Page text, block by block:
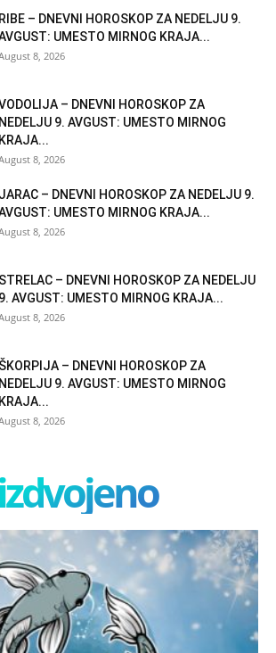
RIBE – DNEVNI HOROSKOP ZA NEDELJU 9.
UMESTO MIRNOG KRAJA...
8, 2026
– DNEVNI HOROSKOP ZA
NEDELJU 9. AVGUST: UMESTO MIRNOG
KRAJA...
8, 2026
JARAC – DNEVNI HOROSKOP ZA NEDELJU 9.
UMESTO MIRNOG KRAJA...
8, 2026
STRELAC – DNEVNI HOROSKOP ZA NEDELJU
9. AVGUST: UMESTO MIRNOG KRAJA...
8, 2026
ŠKORPIJA – DNEVNI HOROSKOP ZA
NEDELJU 9. AVGUST: UMESTO MIRNOG
KRAJA...
8, 2026
izdvojeno